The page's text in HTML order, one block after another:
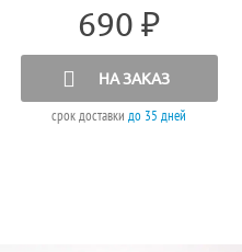
690 ₽
НА ЗАКАЗ
срок доставкидо 35 дней